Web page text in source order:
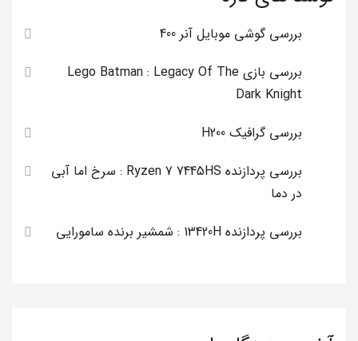
بررسی گوشی موبایل آنر 400
بررسی بازی Lego Batman : Legacy Of The
Dark Knight
بررسی گرافیک H200
بررسی پردازنده Ryzen 7 7445HS : سرخ اما آبی
در دما
بررسی پردازنده 13420H : شمشیر برنده سامورایی